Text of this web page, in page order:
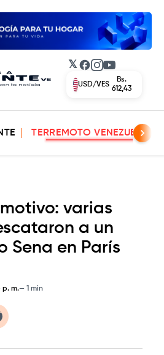
𝕏 Facebook
Instagram
YouTube
USD/VES
Bs.
612,43
TERREMOTO VENEZUELA
varias
a un
Sena en París
p. m. 1 min